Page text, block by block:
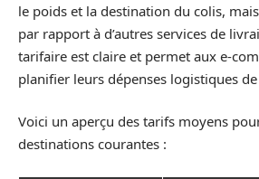
le poids et la destination du colis,
par rapport à d’autres services de
tarifaire est claire et permet aux e-
planifier leurs dépenses logistiques
Voici un aperçu des tarifs moyens
destinations courantes :